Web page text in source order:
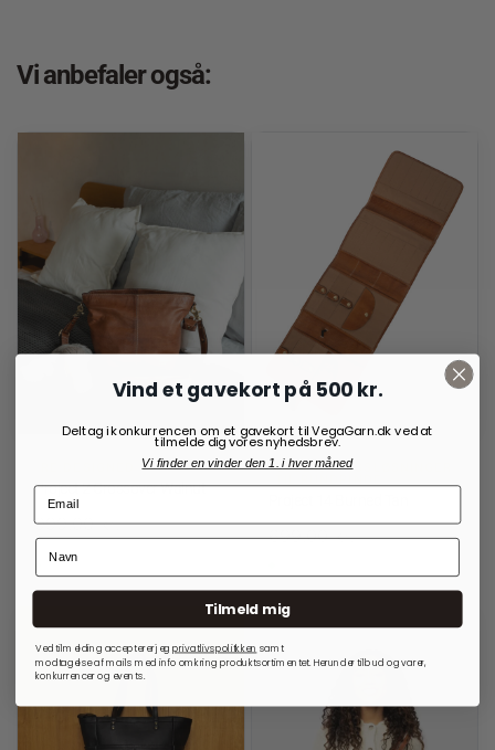
Vi anbefaler også:
Project 2 Crossover Walnut
999,00kr.
På lager
OPBEVARINGSLØSNINGER
699,00kr.
Vind et gavekort på 500 kr.
Deltag i konkurrencen om et gavekort til VegaGarn.dk ved at
tilmelde dig vores nyhedsbrev.
Vi finder en vinder den 1. i hver måned
Tilmeld mig
Ved tilmelding accepterer jegprivatlivspolitkken samt
modtagelse af mails med info omkring produktsortimentet. Herunder tilbud og varer,
konkurrencer og events.